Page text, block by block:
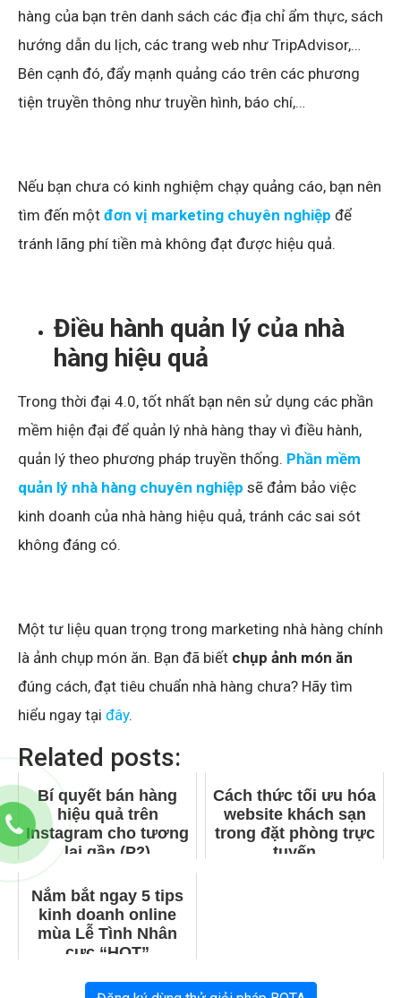
hàng của bạn trên danh sách các địa chỉ ẩm thực, sách
hướng dẫn du lịch, các trang web như TripAdvisor,…
Bên cạnh đó, đẩy mạnh quảng cáo trên các phương
tiện truyền thông như truyền hình, báo chí,…
Nếu bạn chưa có kinh nghiệm chạy quảng cáo, bạn nên
tìm đến một đơn vị marketing chuyên nghiệp để
tránh lãng phí tiền mà không đạt được hiệu quả.
Điều hành quản lý của nhà
hàng hiệu quả
Trong thời đại 4.0, tốt nhất bạn nên sử dụng các phần
mềm hiện đại để quản lý nhà hàng thay vì điều hành,
quản lý theo phương pháp truyền thống. Phần mềm
quản lý nhà hàng chuyên nghiệp sẽ đảm bảo việc
kinh doanh của nhà hàng hiệu quả, tránh các sai sót
không đáng có.
Một tư liệu quan trọng trong marketing nhà hàng chính
là ảnh chụp món ăn. Bạn đã biết chụp ảnh món ăn
đúng cách, đạt tiêu chuẩn nhà hàng chưa? Hãy tìm
hiểu ngay tại đây.
Related posts:
Bí quyết bán hàng
hiệu quả trên
Instagram cho tương
lai gần (P2)
Cách thức tối ưu hóa
website khách sạn
trong đặt phòng trực
tuyến
Nắm bắt ngay 5 tips
kinh doanh online
mùa Lễ Tình Nhân
cực “HOT”